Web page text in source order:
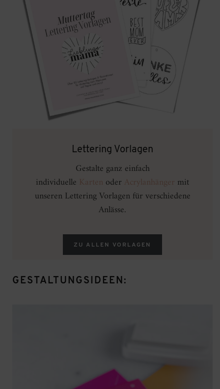
Lettering Vorlagen
Gestalte ganz einfach
individuelle Karten oder Acrylanhänger mit
unseren Lettering Vorlagen für verschiedene
Anlässe.
ZU ALLEN VORLAGEN
GESTALTUNGSIDEEN: